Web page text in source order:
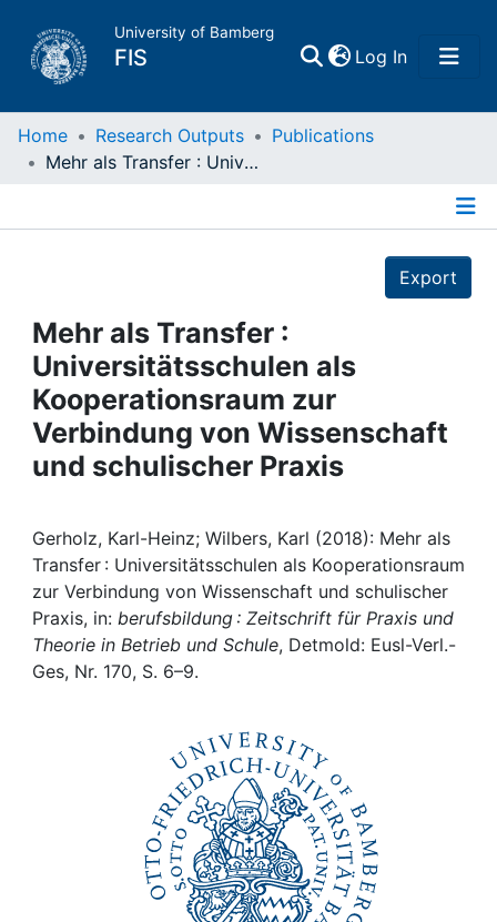
University of Bamberg
FIS Log In(current)
Home
Projects
People
Institutions
My FIS
Help
Home Research Outputs
Publications
Mehr als Transfer : Universitätsschulen als Kooperationsraum zur Verbindung von Wissenschaft und schulischer Praxis
Export
Mehr als Transfer :
Universitätsschulen als
Kooperationsraum zur
Verbindung von Wissenschaft
und schulischer Praxis
Gerholz, Karl-Heinz; Wilbers, Karl (2018): Mehr als
Transfer : Universitätsschulen als Kooperationsraum
zur Verbindung von Wissenschaft und schulischer
Praxis, in: berufsbildung : Zeitschrift für Praxis und
Theorie in Betrieb und Schule, Detmold: Eusl-Verl.-
Ges, Nr. 170, S. 6–9.